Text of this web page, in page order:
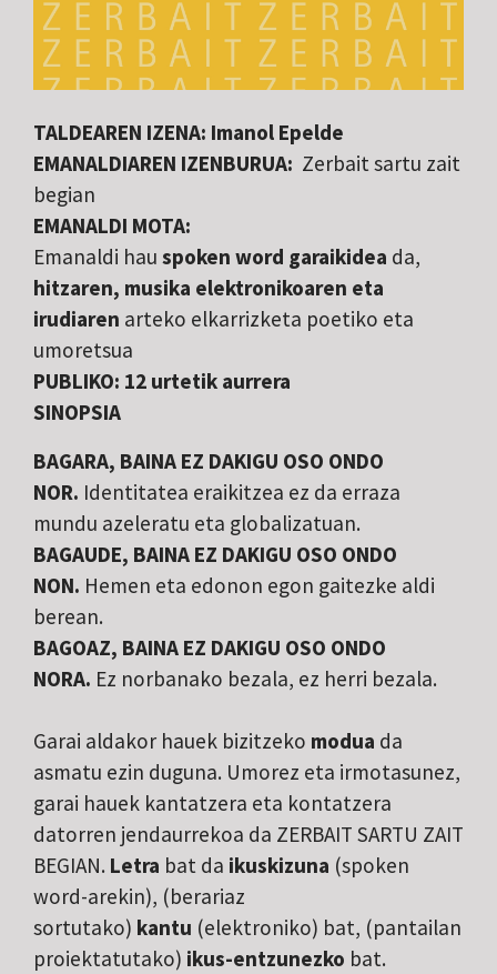
TALDEAREN IZENA: Imanol Epelde
EMANALDIAREN IZENBURUA: Zerbait sartu zait
begian
EMANALDI MOTA:
Emanaldi hau spoken word garaikidea da,
hitzaren, musika elektronikoaren eta
irudiaren arteko elkarrizketa poetiko eta
umoretsua
PUBLIKO: 12 urtetik aurrera
SINOPSIA
BAGARA, BAINA EZ DAKIGU OSO ONDO
NOR. Identitatea eraikitzea ez da erraza
mundu azeleratu eta globalizatuan.
BAGAUDE, BAINA EZ DAKIGU OSO ONDO
NON. Hemen eta edonon egon gaitezke aldi
berean.
BAGOAZ, BAINA EZ DAKIGU OSO ONDO
NORA. Ez norbanako bezala, ez herri bezala.
Garai aldakor hauek bizitzeko modua da
asmatu ezin duguna. Umorez eta irmotasunez,
garai hauek kantatzera eta kontatzera
datorren jendaurrekoa da ZERBAIT SARTU ZAIT
BEGIAN. Letra bat da ikuskizuna (spoken
word-arekin), (berariaz
sortutako) kantu (elektroniko) bat, (pantailan
proiektatutako) ikus-entzunezko bat.